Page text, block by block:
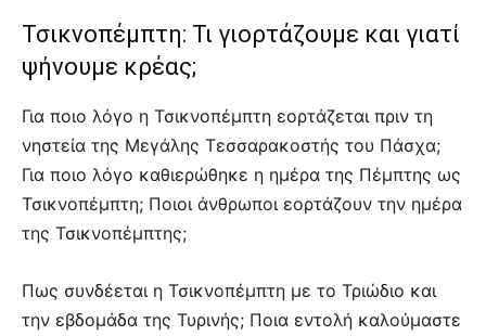
Τσικνοπέμπτη: Τι γιορτάζουμε και γιατί
ψήνουμε κρέας;
Για ποιο λόγο η Τσικνοπέμπτη εορτάζεται πριν τη
νηστεία της Μεγάλης Τεσσαρακοστής του Πάσχα;
Για ποιο λόγο καθιερώθηκε η ημέρα της Πέμπτης ως
Τσικνοπέμπτη; Ποιοι άνθρωποι εορτάζουν την ημέρα
της Τσικνοπέμπτης;
Πως συνδέεται η Τσικνοπέμπτη με το Τριώδιο και
την εβδομάδα της Τυρινής; Ποια εντολή καλούμαστε